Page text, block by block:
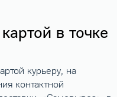
в точке
курьеру, на
контактной